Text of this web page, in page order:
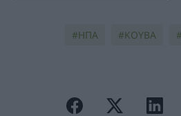
ΗΠΑ ΚΟΥΒΑ